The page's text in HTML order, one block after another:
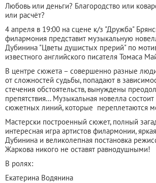
Любовь или деньги? Благородство или
или расчёт?
4 апреля в 19:00 на сцене к/з "Дружба"
филармония представит музыкальную
Дубинина "Цветы душистых прерий" по
известного английского писателя Томаса
В центре сюжета – совершенно разные
от сложностей судьбы, попадают в
стечения обстоятельств, вынуждены
препятствия… Музыкальная новелла
сюжетных линий, которые переплетаются
Мастерски построенный сюжет, полный
интересная игра артистов филармонии,
Дубинина и великолепная постановка
Жаркова никого не оставят равнодушными!
В ролях:
Екатерина Водянина